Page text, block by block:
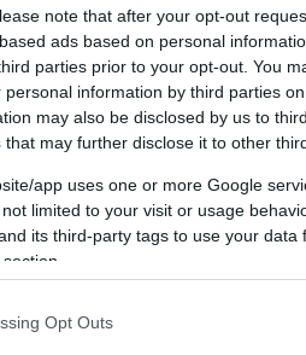
note that after your opt-out
ads based on personal
parties prior to your opt-out. You
information by third parties
may also be disclosed by us to
that may further disclose it to other
app uses one or more Google
limited to your visit or usage
its third-party tags to use your data
Opt Outs